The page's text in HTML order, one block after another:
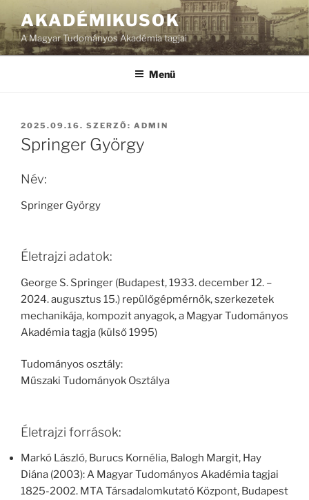
AKADÉMIKUSOK
A Magyar Tudományos Akadémia tagjai
Menü
BEKÜLDVE:
2025.09.16. SZERZŐ: ADMIN
Springer György
Név:
Springer György
Életrajzi adatok:
George S. Springer (Budapest, 1933. december 12. –
2024. augusztus 15.) repülőgépmérnök, szerkezetek
mechanikája, kompozit anyagok, a Magyar Tudományos
Akadémia tagja (külső 1995)
Tudományos osztály:
Műszaki Tudományok Osztálya
Életrajzi források:
Markó László, Burucs Kornélia, Balogh Margit, Hay
Diána (2003): A Magyar Tudományos Akadémia tagjai
1825-2002. MTA Társadalomkutató Központ, Budapest